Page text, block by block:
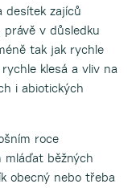
desítek zajíců
právě v důsledku
tak jak rychle
klesá a vliv na
i abiotických
roce
mláďat běžných
obecný nebo třeba